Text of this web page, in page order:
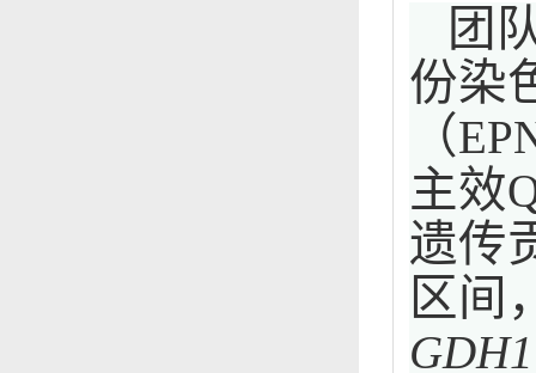
团
份染
（
主效
遗传
区间
GDH1